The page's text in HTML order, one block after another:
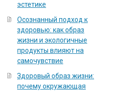
эстетике
Осознанный подход к
здоровью: как образ
жизни и экологичные
продукты влияют на
самочувствие
Здоровый образ жизни:
почему окружающая